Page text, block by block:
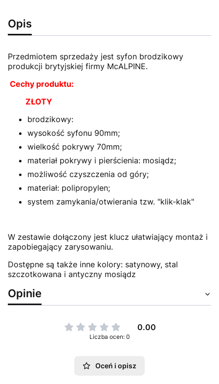
Opis
Przedmiotem sprzedaży jest syfon brodzikowy
produkcji brytyjskiej firmy McALPINE.
Cechy produktu:
ZŁOTY
brodzikowy:
wysokość syfonu 90mm;
wielkość pokrywy 70mm;
materiał pokrywy i pierścienia: mosiądz;
możliwość czyszczenia od góry;
materiał: polipropylen;
system zamykania/otwierania tzw. "klik-klak"
W zestawie dołączony jest klucz ułatwiający montaż i
zapobiegający zarysowaniu.
Dostępne są także inne kolory: satynowy, stal
szczotkowana i antyczny mosiądz
Opinie
0.00
Liczba ocen: 0
Oceń i opisz